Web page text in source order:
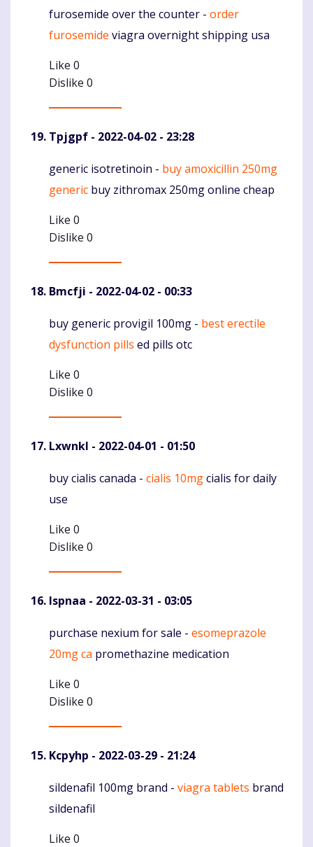
Komentaras
furosemide over the counter - order
furosemide viagra overnight shipping usa
Like 0
Dislike 0
Tpjgpf - 2022-04-02 - 23:28
Komentaras
generic isotretinoin - buy amoxicillin 250mg
generic buy zithromax 250mg online cheap
Like 0
Dislike 0
Bmcfji - 2022-04-02 - 00:33
Komentaras
buy generic provigil 100mg - best erectile
dysfunction pills ed pills otc
Like 0
Dislike 0
Lxwnkl - 2022-04-01 - 01:50
Komentaras
buy cialis canada - cialis 10mgcialis for daily
use
Like 0
Dislike 0
Ispnaa - 2022-03-31 - 03:05
Komentaras
purchase nexium for sale - esomeprazole
20mg ca promethazine medication
Like 0
Dislike 0
Kcpyhp - 2022-03-29 - 21:24
Komentaras
sildenafil 100mg brand - viagra tablets brand
sildenafil
Like 0